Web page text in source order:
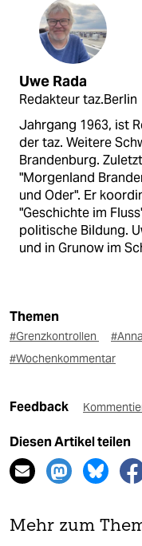
Uwe Rada
Redakteur taz.Berlin
Jahrgang 1963, ist
der taz. Weitere
Brandenburg.
"Morgenland
und Oder". Er
"Geschichte im
politische Bildung.
und in Grunow im
Themen
#Grenzkontrollen
#Wochenkommentar
Feedback
Diesen Artikel teilen
Mehr zum